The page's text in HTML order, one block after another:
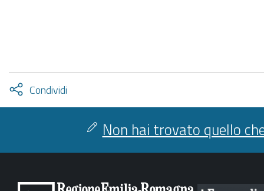
Condividi
facebook
twitter
Attiva
condividi
Non hai trovato quello